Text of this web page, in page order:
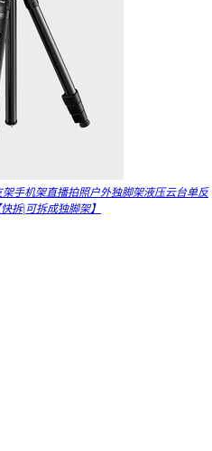
手机架直播拍照户外独脚架液压云台单反
拆|可拆成独脚架】